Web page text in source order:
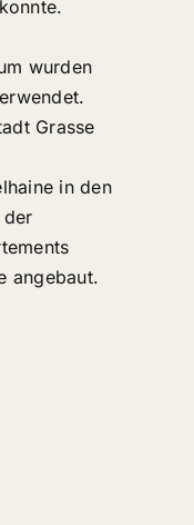
wurden
Grasse
in den
der
angebaut.